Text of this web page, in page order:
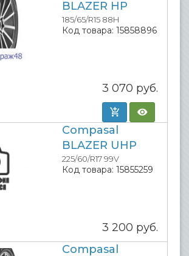
BLAZER HP
185/65/R15 88H
Код товара: 15858896
3 070 руб.
Compasal
BLAZER UHP
225/60/R17 99V
Код товара: 15855259
3 200 руб.
Compasal